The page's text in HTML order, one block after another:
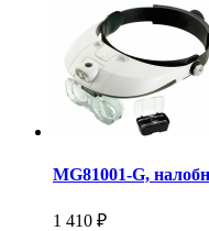
MG81001-G,
1 410 ₽